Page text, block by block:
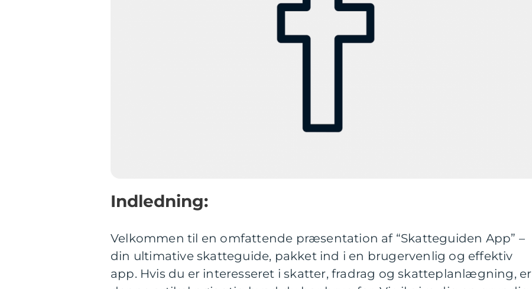
Indledning:
Velkommen til en omfattende præsentation af “Skatteguiden App” –
din ultimative skatteguide, pakket ind i en brugervenlig og effektiv
app. Hvis du er interesseret i skatter, fradrag og skatteplanlægning, er